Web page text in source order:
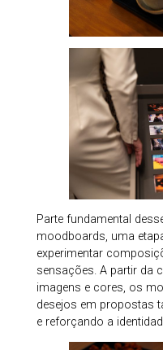
Parte fundamental
moodboards, uma
experimentar
sensações. A partir da
imagens e cores, os
desejos em propostas
e reforçando a